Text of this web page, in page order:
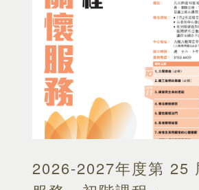
2026-2027年度第 25